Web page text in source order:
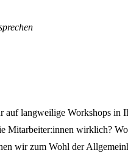
auf langweilige Workshops in
Mitarbeiter:innen wirklich?
wir zum Wohl der